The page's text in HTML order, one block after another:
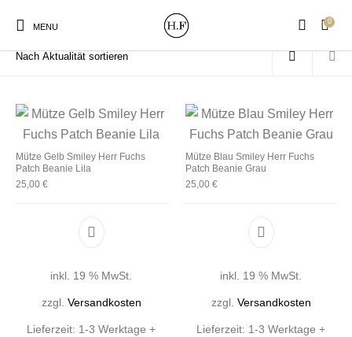
MENU
0
New Products On Sale! Wandteller Geschirrtücher
Start / Produkte verschlagwortet mit „Smiley“
Mütze Gelb Smiley Herr Fuchs
Patch Beanie Lila
25,00 €
inkl. 19 % MwSt.
zzgl. Versandkosten
Lieferzeit: 1-3 Werktage +
Mütze Blau Smiley Herr Fuchs
Patch Beanie Grau
25,00 €
inkl. 19 % MwSt.
zzgl. Versandkosten
Lieferzeit: 1-3 Werktage +